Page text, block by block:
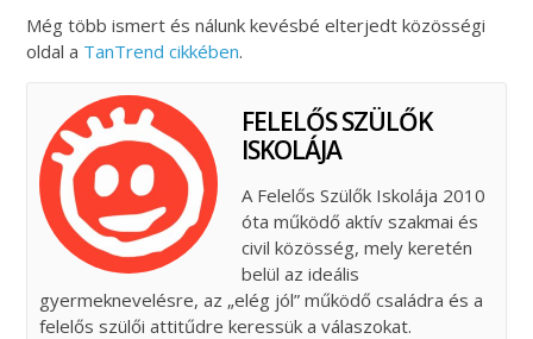
Még több ismert és nálunk kevésbé elterjedt közösségi
oldal a TanTrend cikkében.
FELELŐS SZÜLŐK
ISKOLÁJA
A Felelős Szülők Iskolája 2010
óta működő aktív szakmai és
civil közösség, mely keretén
belül az ideális
gyermeknevelésre, az „elég jól” működő családra és a
felelős szülői attitűdre keressük a válaszokat.